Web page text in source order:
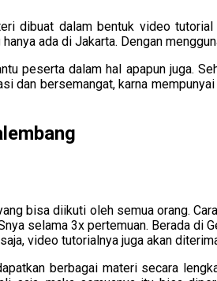
dibuat dalam bentuk video
ada di Jakarta. Dengan
peserta dalam hal apapun juga.
dan bersemangat, karna
bisa diikuti oleh semua orang.
selama 3x pertemuan. Berada
video tutorialnya juga akan
berbagai materi secara